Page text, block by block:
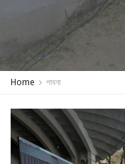
Home পাবনা